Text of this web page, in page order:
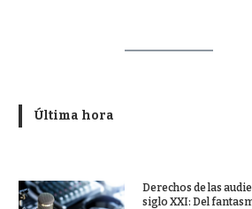
Última hora
Derechos de las
siglo XXI: Del